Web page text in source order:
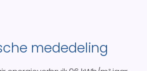
mededeling